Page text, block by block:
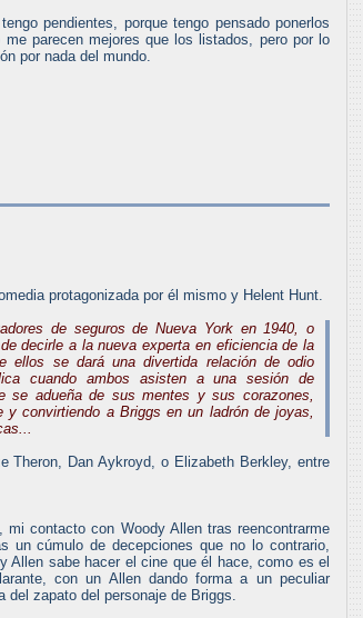
pendientes, porque tengo pensado ponerlos
parecen mejores que los listados, pero por lo
por nada del mundo.
protagonizada por él mismo y Helent Hunt.
de seguros de Nueva York en 1940, o
decirle a la nueva experta en eficiencia de la
ellos se dará una divertida relación de odio
cuando ambos asisten a una sesión de
se adueña de sus mentes y sus corazones,
y convirtiendo a Briggs en un ladrón de joyas,
Theron, Dan Aykroyd, o Elizabeth Berkley, entre
contacto con Woody Allen tras reencontrarme
un cúmulo de decepciones que no lo contrario,
Allen sabe hacer el cine que él hace, como es el
con un Allen dando forma a un peculiar
zapato del personaje de Briggs.